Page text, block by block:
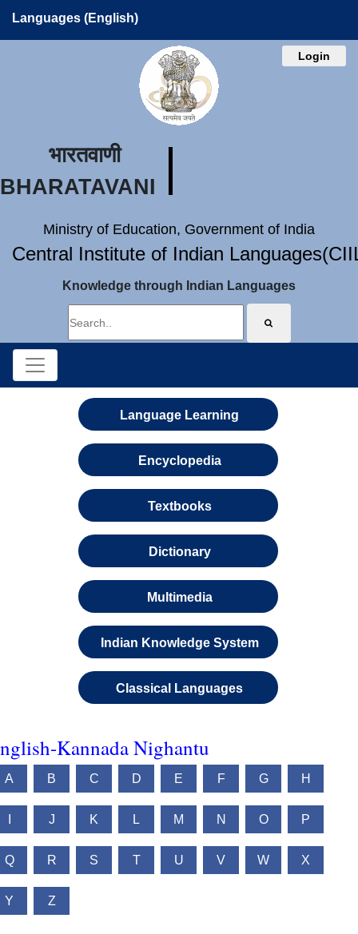
Languages (English)
Login
भारतवाणी
BHARATAVANI
Ministry of Education, Government of India
Central Institute of Indian
Knowledge through Indian Languages
Language Learning
Encyclopedia
Textbooks
Dictionary
Multimedia
Indian Knowledge System
Classical Languages
Kannada Nighantu
A B C D E F G H
J K L M N O P
Q R S T U V W X
Y Z